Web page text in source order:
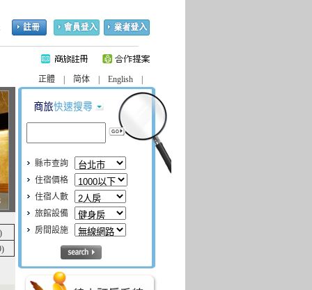
! 正體 | 简体 | English |
縣市查詢
住宿價格
住宿人數
旅館設備
房間設施